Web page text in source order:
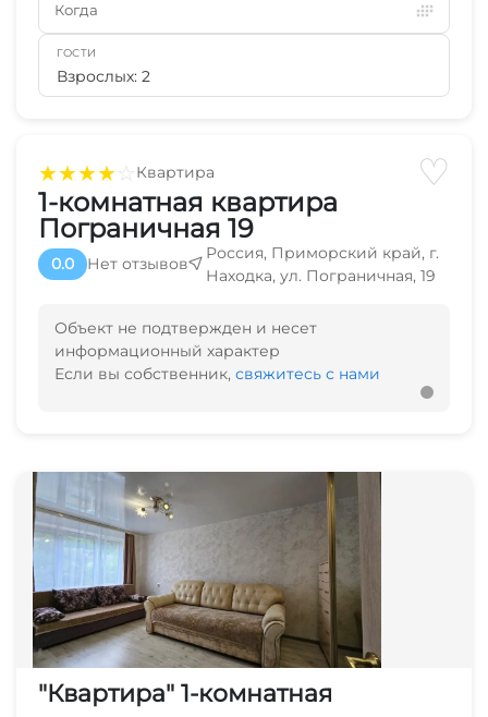
★★★★☆Квартира ♡
1-комнатная квартира
Пограничная 19
0.0 Нет отзывов
Россия, Приморский край, г.
Находка, ул. Пограничная, 19
Объект не подтвержден и несет
информационный характер
Если вы собственник, свяжитесь с нами
"Квартира" 1-комнатная
Когда
ГОСТИ
Взрослых: 2